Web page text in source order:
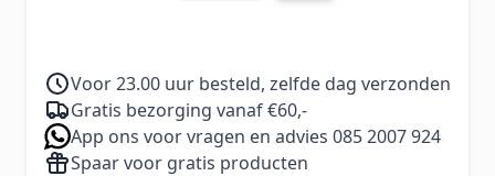
Voor 23.00 uur besteld, zelfde dag verzonden
Gratis bezorging vanaf €60,-
App ons voor vragen en advies 085 2007 924
Spaar voor gratis producten